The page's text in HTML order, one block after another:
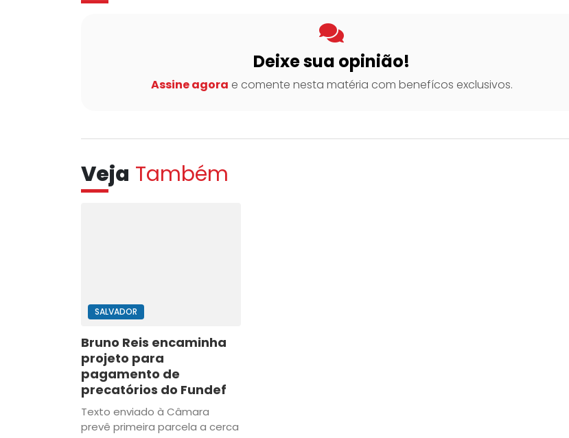
Deixe sua opinião!
Assine agora e comente nesta matéria com benefícos exclusivos.
Veja Também
SALVADOR
Bruno Reis encaminha
projeto para
pagamento de
precatórios do Fundef
Texto enviado à Câmara
prevê primeira parcela a cerca